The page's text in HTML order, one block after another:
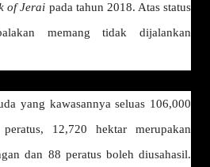
of Jerai pada tahun 2018. Atas status
memang tidak dijalankan
yang kawasannya seluas 106,000
12,720 hektar merupakan
dan 88 peratus boleh diusahasil.